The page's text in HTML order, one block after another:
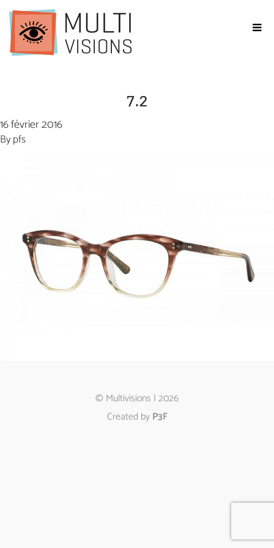
7.2
16 février 2016
Bypfs
© Multivisions | 2026
Created byP3F